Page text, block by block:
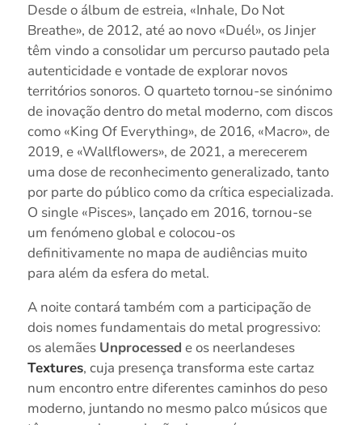
Desde o álbum de estreia, «Inhale, Do Not
Breathe», de 2012, até ao novo «Duél», os Jinjer
têm vindo a consolidar um percurso pautado pela
autenticidade e vontade de explorar novos
territórios sonoros. O quarteto tornou-se sinónimo
de inovação dentro do metal moderno, com discos
como «King Of Everything», de 2016, «Macro», de
2019, e «Wallflowers», de 2021, a merecerem
uma dose de reconhecimento generalizado, tanto
por parte do público como da crítica especializada.
O single «Pisces», lançado em 2016, tornou-se
um fenómeno global e colocou-os
definitivamente no mapa de audiências muito
para além da esfera do metal.
A noite contará também com a participação de
dois nomes fundamentais do metal progressivo:
os alemães Unprocessed e os neerlandeses
Textures, cuja presença transforma este cartaz
num encontro entre diferentes caminhos do peso
moderno, juntando no mesmo palco músicos que